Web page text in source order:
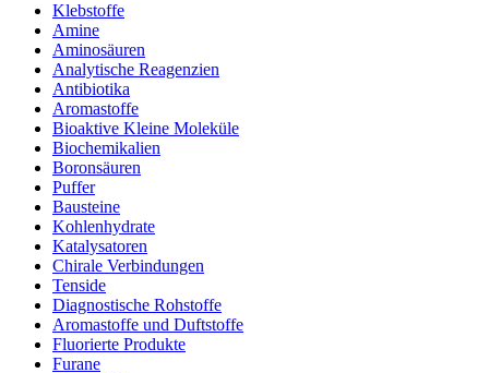
Klebstoffe
Amine
Aminosäuren
Analytische Reagenzien
Antibiotika
Aromastoffe
Bioaktive Kleine Moleküle
Biochemikalien
Boronsäuren
Puffer
Bausteine
Kohlenhydrate
Katalysatoren
Chirale Verbindungen
Tenside
Diagnostische Rohstoffe
Aromastoffe und Duftstoffe
Fluorierte Produkte
Furane